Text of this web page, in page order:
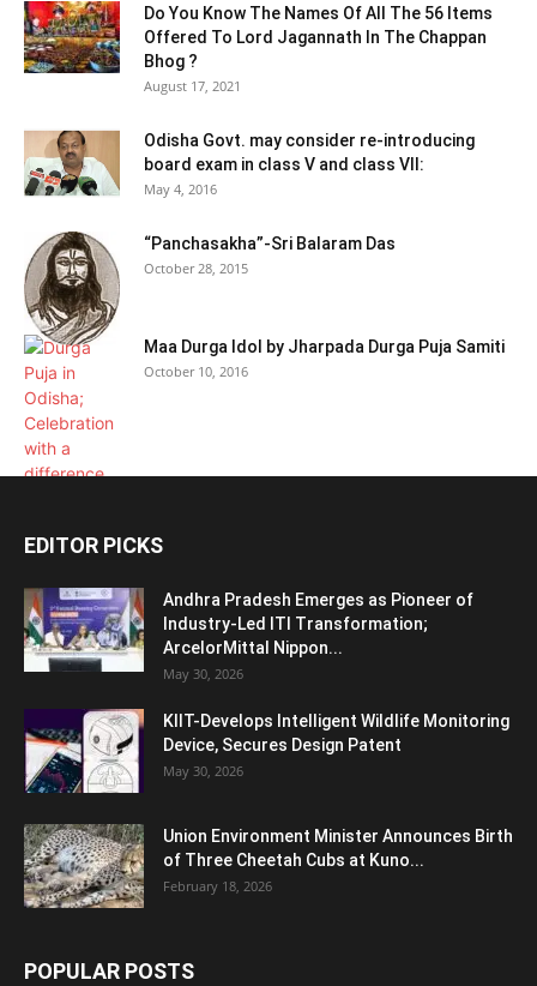
Do You Know The Names Of All The 56 Items
Offered To Lord Jagannath In The Chappan
Bhog ?
August 17, 2021
Odisha Govt. may consider re-introducing
board exam in class V and class VII:
May 4, 2016
“Panchasakha”-Sri Balaram Das
October 28, 2015
Maa Durga Idol by Jharpada Durga Puja Samiti
October 10, 2016
EDITOR PICKS
Andhra Pradesh Emerges as Pioneer of
Industry-Led ITI Transformation;
ArcelorMittal Nippon...
May 30, 2026
KIIT-Develops Intelligent Wildlife Monitoring
Device, Secures Design Patent
May 30, 2026
Union Environment Minister Announces Birth
of Three Cheetah Cubs at Kuno...
February 18, 2026
POPULAR POSTS